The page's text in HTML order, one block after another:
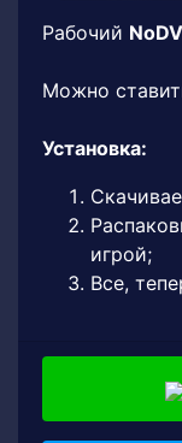
Рабочий
Можно
Установка:
игрой;
Все,